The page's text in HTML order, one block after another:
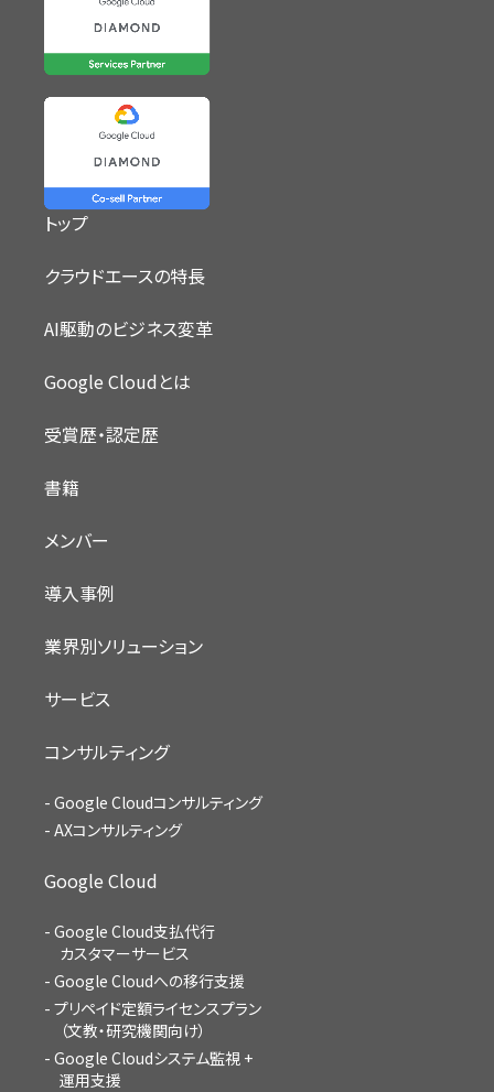
トップ
クラウドエースの特長
AI駆動のビジネス変革
Google Cloudとは
受賞歴・認定歴
書籍
メンバー
導入事例
業界別ソリューション
サービス
コンサルティング
Google Cloudコンサルティング
AXコンサルティング
Google Cloud
Google Cloud支払代行
カスタマーサービス
Google Cloudへの移行支援
プリペイド定額ライセンスプラン
（文教・研究機関向け）
Google Cloudシステム監視 +
運用支援